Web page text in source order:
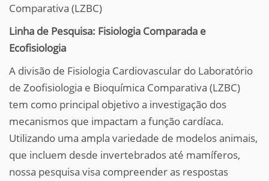
Comparativa (LZBC)
Linha de Pesquisa: Fisiologia Comparada e
Ecofisiologia
A divisão de Fisiologia Cardiovascular do Laboratório
de Zoofisiologia e Bioquímica Comparativa (LZBC)
tem como principal objetivo a investigação dos
mecanismos que impactam a função cardíaca.
Utilizando uma ampla variedade de modelos animais,
que incluem desde invertebrados até mamíferos,
nossa pesquisa visa compreender as respostas